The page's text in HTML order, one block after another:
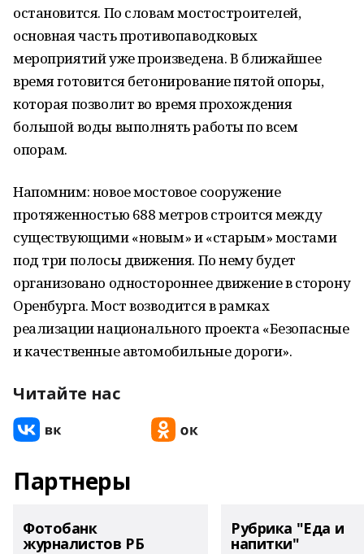
остановится. По словам мостостроителей,
основная часть противопаводковых
мероприятий уже произведена. В ближайшее
время готовится бетонирование пятой опоры,
которая позволит во время прохождения
большой воды выполнять работы по всем
опорам.
Напомним: новое мостовое сооружение
протяженностью 688 метров строится между
существующими «новым» и «старым» мостами
под три полосы движения. По нему будет
организовано одностороннее движение в сторону
Оренбурга. Мост возводится в рамках
реализации национального проекта «Безопасные
и качественные автомобильные дороги».
Читайте нас
Партнеры
Фотобанк
журналистов РБ
Рубрика "Еда и
напитки"